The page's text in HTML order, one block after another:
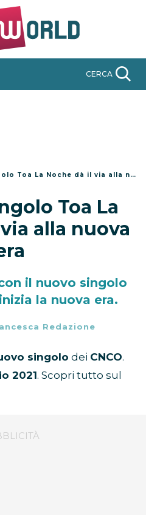
CERCA
Toa La Noche dà il via alla nuova era
Toa La
alla nuova
il nuovo singolo
la nuova era.
Redazione
singolo dei CNCO.
2021. Scopri tutto sul